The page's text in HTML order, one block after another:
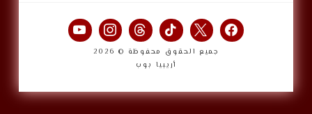
جميع الحقوق محفوظة © 2026
أريبيا بوب